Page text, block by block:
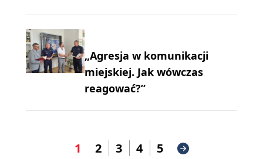
„Agresja w komunikacji
miejskiej. Jak wówczas
reagować?”
1 2 3 4 5